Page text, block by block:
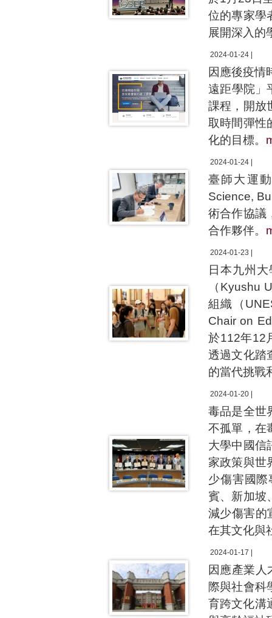
位的專家學
展開深入的
2024-01-24 |
因應後疫情
遠距學院」
課程，開放
取時間彈性
化的目標。
2024-01-24 |
臺師大運
Science,
術合作協議
合作夥伴。
2024-01-23 |
日本九州
（Kyushu
組織（
Chair on
於112年12
透過文化踏
的當代挑戰
2024-01-20 |
毒品是全世
不孤單，在
大學中國信
家政策與世
少傷害國
賓、新加坡
減少傷害的
在其文化與
2024-01-17 |
因應產業
際與社會科
育跨文化溝